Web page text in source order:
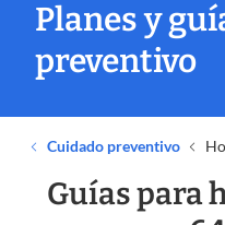
Planes y
preventivo
Cuidado preventivo
Guías para